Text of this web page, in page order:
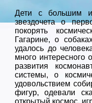
Дети с большим
звездочета о
покорять
Гагарине, о
удалось до
много интересного
развития
системы, о
удовольствием
фигур, одевали